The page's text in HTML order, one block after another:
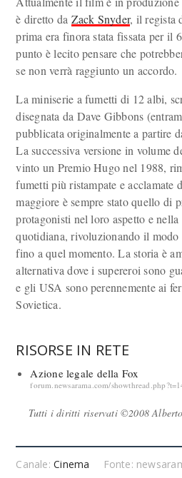
è diretto da Zack Snyder, il regista
prima era finora stata fissata per il
punto è lecito pensare che
se non verrà raggiunto un accordo.
La miniserie a fumetti di 12 albi,
disegnata da Dave Gibbons
pubblicata originalmente a partire
La successiva versione in volume
vinto un Premio Hugo nel 1988,
fumetti più ristampate e acclamate
maggiore è sempre stato quello di
protagonisti nel loro aspetto e
quotidiana, rivoluzionando il
fino a quel momento. La storia è
alternativa dove i supereroi sono
e gli USA sono perennemente ai
Sovietica.
RISORSE IN RETE
Azione legale della Fox
forum.newsarama.com/
Tutti i diritti riservati ©2008
Canale:Cinema
Fonte: